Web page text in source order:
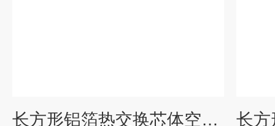
长方形铝箔热交换芯体空空冷却器